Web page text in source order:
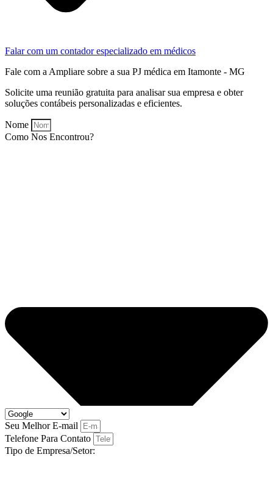
Falar com um contador especializado em médicos
Fale com a Ampliare sobre a sua PJ médica em Itamonte - MG
Solicite uma reunião gratuita para analisar sua empresa e obter
soluções contábeis personalizadas e eficientes.
Nome
Como Nos Encontrou?
Seu Melhor E-mail
Telefone Para Contato
Tipo de Empresa/Setor: